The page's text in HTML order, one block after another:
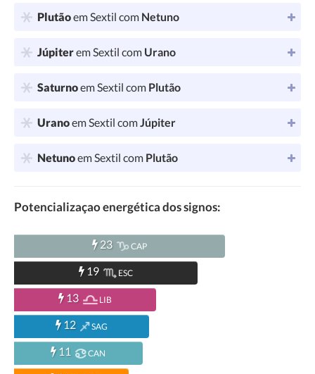
Plutãoem Sextil com Netuno
Júpiterem Sextil com Urano
Saturnoem Sextil com Plutão
Uranoem Sextil comJúpiter
Netunoem Sextil com Plutão
Potencializaçao energética dos signos:
23 CAP
19 ESC
13 LIB
12 SAG
11 CAN